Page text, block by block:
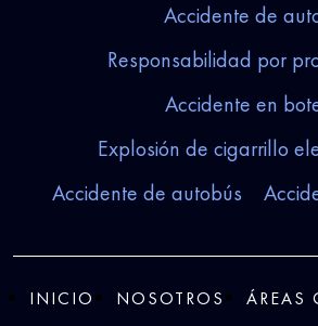
Accidente de
Responsabilidad por
Accidente en
Explosión de cigarrillo
Accidente de autobús
INICIO NOSOTROS
ÁREAS